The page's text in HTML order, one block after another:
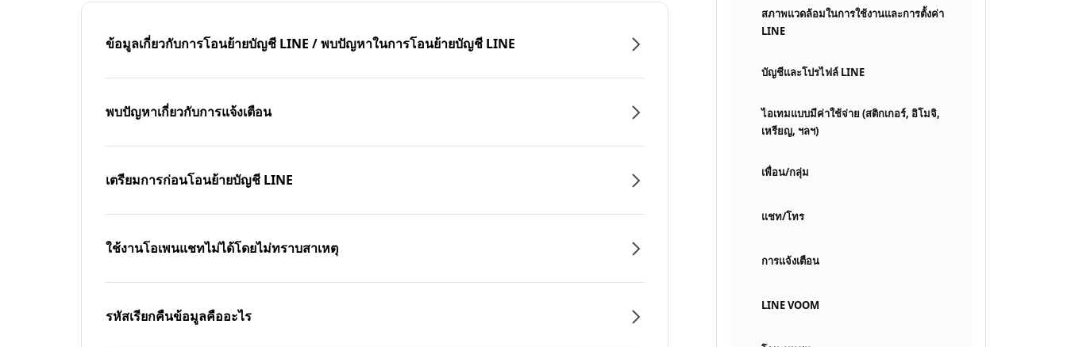
สภาพแวดล้อมในการใช้งานและการตั้งค่า
LINE
บัญชีและโปรไฟล์ LINE
ไอเทมแบบมีค่าใช้จ่าย (สติกเกอร์, อิโมจิ,
เหรียญ, ฯลฯ)
เพื่อน/กลุ่ม
แชท/โทร
การแจ้งเตือน
LINE VOOM
ข้อมูลเกี่ยวกับการโอนย้ายบัญชี LINE / พบปัญหาในการโอนย้ายบัญชี LINE
พบปัญหาเกี่ยวกับการแจ้งเตือน
เตรียมการก่อนโอนย้ายบัญชี LINE
ใช้งานโอเพนแชทไม่ได้โดยไม่ทราบสาเหตุ
รหัสเรียกคืนข้อมูลคืออะไร